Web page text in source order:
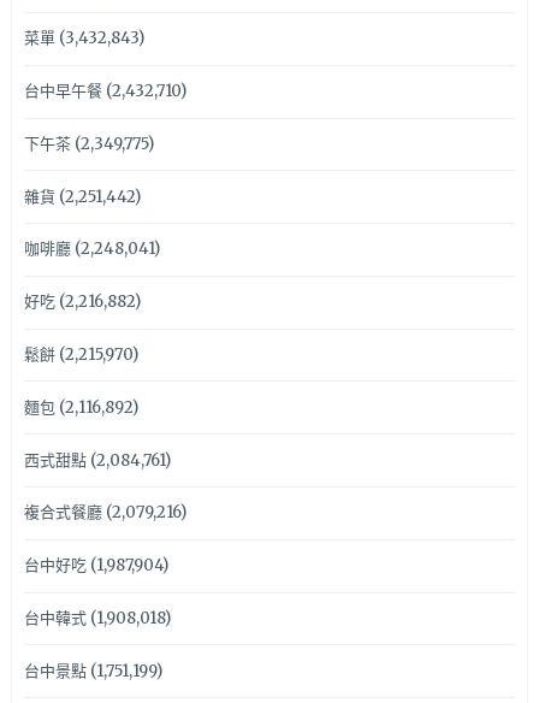
菜單(3,432,843)
台中早午餐(2,432,710)
下午茶(2,349,775)
雜貨 (2,251,442)
咖啡廳(2,248,041)
好吃(2,216,882)
鬆餅(2,215,970)
麵包(2,116,892)
西式甜點(2,084,761)
複合式餐廳(2,079,216)
台中好吃(1,987,904)
台中韓式(1,908,018)
台中景點(1,751,199)